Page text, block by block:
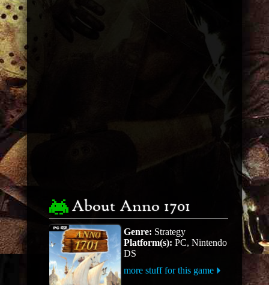
About Anno 1701
Genre: Strategy
Platform(s): PC, Nintendo
DS
more stuff for this game